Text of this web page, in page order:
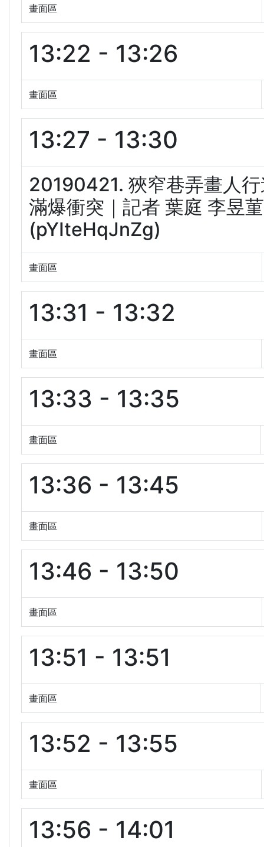
畫面區
13:22 - 13:26
畫面區
13:27 - 13:30
20190421. 狹窄巷弄畫人
滿爆衝突｜記者 葉庭 李昱
(pYIteHqJnZg)
畫面區
13:31 - 13:32
畫面區
13:33 - 13:35
畫面區
13:36 - 13:45
畫面區
13:46 - 13:50
畫面區
13:51 - 13:51
畫面區
13:52 - 13:55
畫面區
13:56 - 14:01